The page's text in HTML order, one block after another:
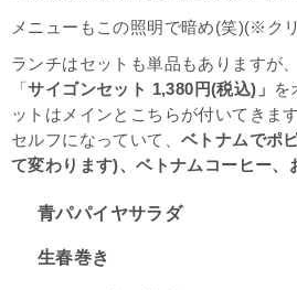
メニューもこの照明で暗め(笑)(※ク
ランチはセットも単品もありますが
「サイゴンセット 1,380円(税込)」
を
ットはメインとこちらが付いてきま
セルフになっていて、 ベトナムでポ
て変わります)、ベトナムコーヒー、
青パパイヤサラダ
生春巻き